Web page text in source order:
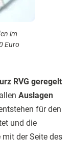
im
Euro
RVG geregelt
Auslagen
für den
und die
der Seite des